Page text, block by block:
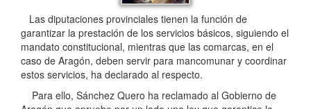
Las diputaciones provinciales tienen la función de
garantizar la prestación de los servicios básicos, siguiendo el
mandato constitucional, mientras que las comarcas, en el
caso de Aragón, deben servir para mancomunar y coordinar
estos servicios, ha declarado al respecto.
Para ello, Sánchez Quero ha reclamado al Gobierno de